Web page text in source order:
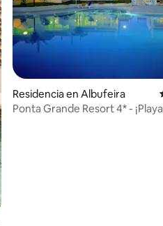
Residencia en Albufeira
Ponta Grande Resort 4* -